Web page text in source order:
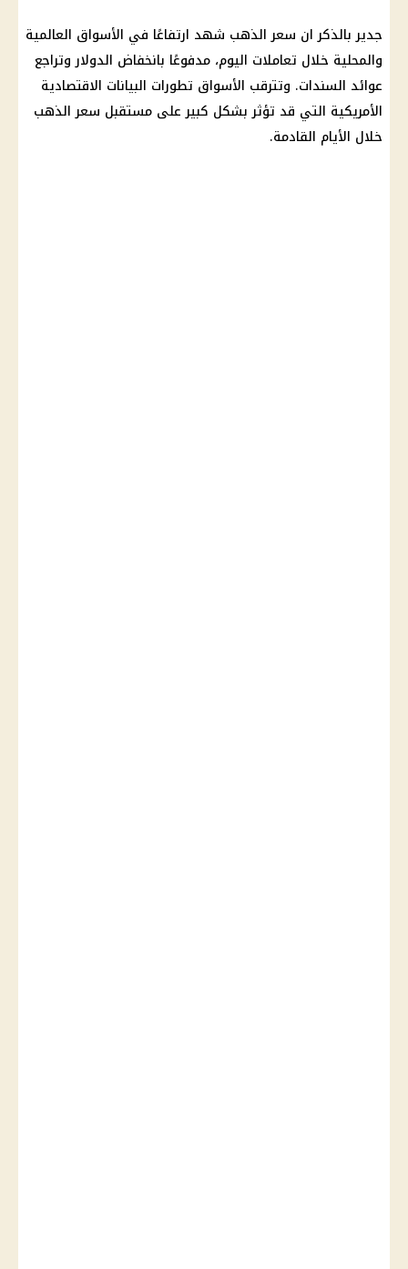
جدير بالذكر ان سعر الذهب شهد ارتفاعًا في الأسواق العالمية
والمحلية خلال تعاملات اليوم، مدفوعًا بانخفاض الدولار وتراجع
عوائد السندات. وتترقب الأسواق تطورات البيانات الاقتصادية
الأمريكية التي قد تؤثر بشكل كبير على مستقبل سعر الذهب
خلال الأيام القادمة.